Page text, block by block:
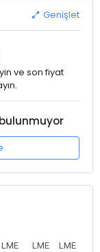
Genişlet
ve son fiyat
LME
LME
LME